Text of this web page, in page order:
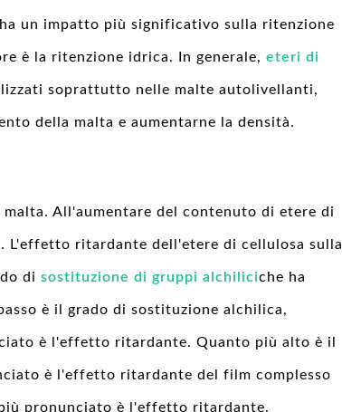
un impatto più significativo sulla ritenzione
è la ritenzione idrica. In generale, eteri di
soprattutto nelle malte autolivellanti,
della malta e aumentarne la densità.
All'aumentare del contenuto di etere di
L'effetto ritardante dell'etere di cellulosa sulla
di sostituzione di gruppi alchiliciche ha
è il grado di sostituzione alchilica,
è l'effetto ritardante. Quanto più alto è il
è l'effetto ritardante del film complesso
pronunciato è l'effetto ritardante.